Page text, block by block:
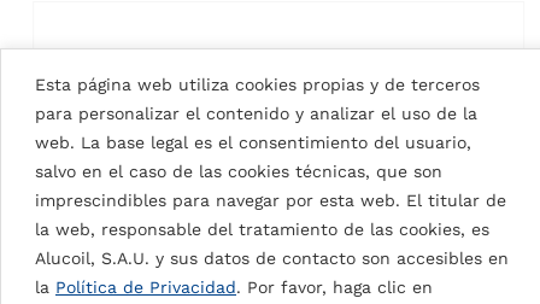
Esta página web utiliza cookies propias y de terceros
para personalizar el contenido y analizar el uso de la
web. La base legal es el consentimiento del usuario,
salvo en el caso de las cookies técnicas, que son
imprescindibles para navegar por esta web. El titular de
la web, responsable del tratamiento de las cookies, es
Alucoil, S.A.U. y sus datos de contacto son accesibles en
la Política de Privacidad. Por favor, haga clic en